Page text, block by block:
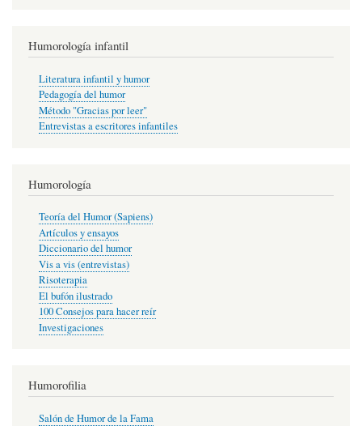
Humorología infantil
Literatura infantil y humor
Pedagogía del humor
Método "Gracias por leer"
Entrevistas a escritores infantiles
Humorología
Teoría del Humor (Sapiens)
Artículos y ensayos
Diccionario del humor
Vis a vis (entrevistas)
Risoterapia
El bufón ilustrado
100 Consejos para hacer reír
Investigaciones
Humorofilia
Salón de Humor de la Fama